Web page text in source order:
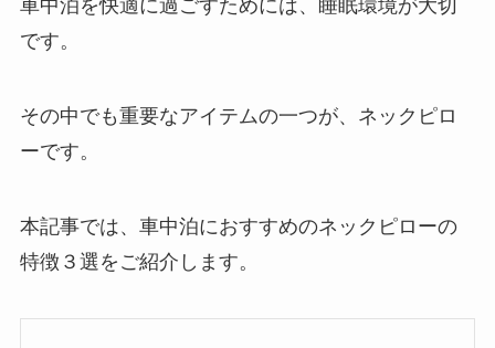
車中泊を快適に過ごすためには、睡眠環境が大切
です。
その中でも重要なアイテムの一つが、ネックピロ
ーです。
本記事では、車中泊におすすめのネックピローの
特徴３選をご紹介します。